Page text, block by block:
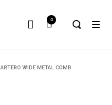
0
ARTERO WIDE METAL COMB